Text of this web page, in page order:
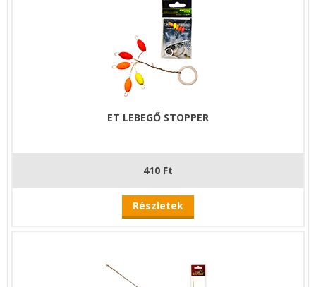
ET LEBEGŐ STOPPER
410 Ft
Részletek